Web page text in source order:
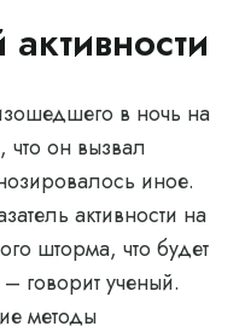
в ночь на
что он вызвал
иное.
активности на
шторма, что будет
говорит ученый.
методы